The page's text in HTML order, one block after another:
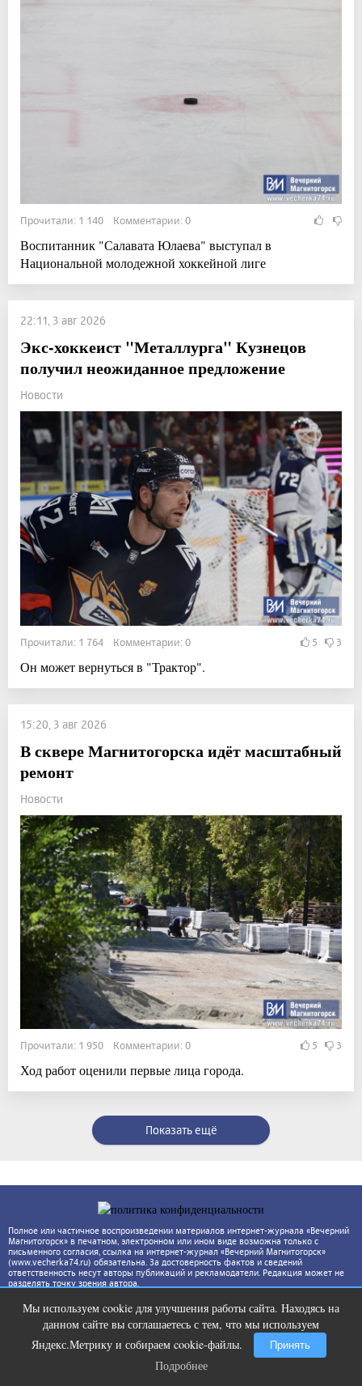
Прочитали: 1 140 Комментарии: 0
Воспитанник "Салавата Юлаева" выступал в
Национальной молодежной хоккейной лиге
22:11, 3 авг 2026
Экс-хоккеист "Металлурга" Кузнецов
получил неожиданное предложение
Новости
Прочитали: 1 764 Комментарии: 0 5 3
Он может вернуться в "Трактор".
15:20, 3 авг 2026
В сквере Магнитогорска идёт масштабный
ремонт
Новости
Прочитали: 1 950 Комментарии: 0 5 3
Ход работ оценили первые лица города.
Показать ещё
Полное или частичное воспроизведении материалов интернет-журнала «Вечерний
Магнитогорск» в печатном, электронном или ином виде возможна только с
письменного согласия, ссылка на интернет-журнал «Вечерний Магнитогорск»
(www.vecherka74.ru) обязательна. За достоверность фактов и сведений
ответственность несут авторы публикаций и рекламодатели. Редакция может не
разделять точку зрения автора.
Мы используем cookie для улучшения работы сайта. Находясь на
данном сайте вы соглашаетесь с тем, что мы используем
Яндекс.Метрику и собираем cookie-файлы.
Принять
Подробнее
Т-Банк выпустил карты с запахом!
Подробнее